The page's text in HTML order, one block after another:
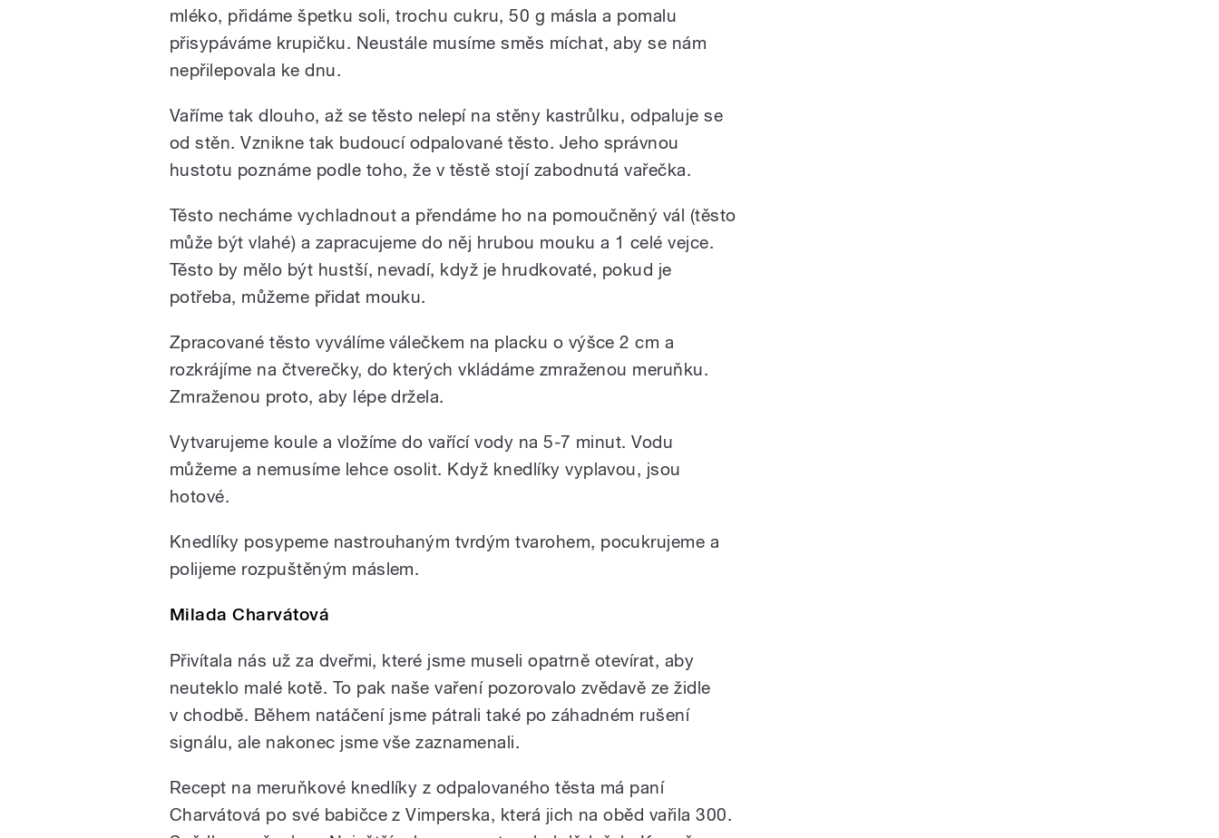
mléko, přidáme špetku soli, trochu cukru, 50 g másla a pomalu
přisypáváme krupičku. Neustále musíme směs míchat, aby se nám
nepřilepovala ke dnu.
Vaříme tak dlouho, až se těsto nelepí na stěny kastrůlku, odpaluje se
od stěn. Vznikne tak budoucí odpalované těsto. Jeho správnou
hustotu poznáme podle toho, že v těstě stojí zabodnutá vařečka.
Těsto necháme vychladnout a přendáme ho na pomoučněný vál (těsto
může být vlahé) a zapracujeme do něj hrubou mouku a 1 celé vejce.
Těsto by mělo být hustší, nevadí, když je hrudkovaté, pokud je
potřeba, můžeme přidat mouku.
Zpracované těsto vyválíme válečkem na placku o výšce 2 cm a
rozkrájíme na čtverečky, do kterých vkládáme zmraženou meruňku.
Zmraženou proto, aby lépe držela.
Vytvarujeme koule a vložíme do vařící vody na 5-7 minut. Vodu
můžeme a nemusíme lehce osolit. Když knedlíky vyplavou, jsou
hotové.
Knedlíky posypeme nastrouhaným tvrdým tvarohem, pocukrujeme a
polijeme rozpuštěným máslem.
Milada Charvátová
Přivítala nás už za dveřmi, které jsme museli opatrně otevírat, aby
neuteklo malé kotě. To pak naše vaření pozorovalo zvědavě ze židle
v chodbě. Během natáčení jsme pátrali také po záhadném rušení
signálu, ale nakonec jsme vše zaznamenali.
Recept na meruňkové knedlíky z odpalovaného těsta má paní
Charvátová po své babičce z Vimperska, která jich na oběd vařila 300.